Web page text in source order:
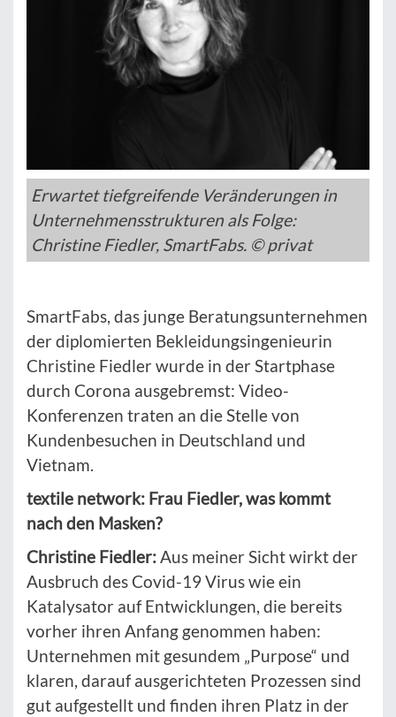
Erwartet tiefgreifende Veränderungen in
Unternehmensstrukturen als Folge:
Christine Fiedler, SmartFabs. © privat
SmartFabs, das junge Beratungsunternehmen
der diplomierten Bekleidungsingenieurin
Christine Fiedler wurde in der Startphase
durch Corona ausgebremst: Video-
Konferenzen traten an die Stelle von
Kundenbesuchen in Deutschland und
Vietnam.
textile network: Frau Fiedler, was kommt
nach den Masken?
Christine Fiedler:Aus meiner Sicht wirkt der
Ausbruch des Covid-19 Virus wie ein
Katalysator auf Entwicklungen, die bereits
vorher ihren Anfang genommen haben:
Unternehmen mit gesundem „Purpose“ und
klaren, darauf ausgerichteten Prozessen sind
gut aufgestellt und finden ihren Platz in der